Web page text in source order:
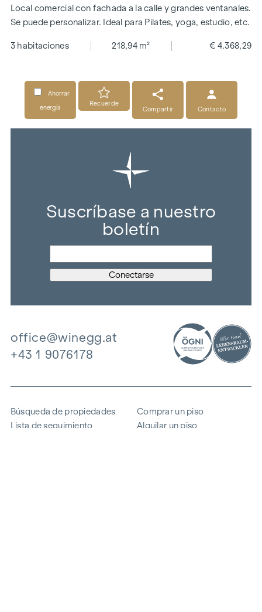
Local comercial con fachada a la calle y grandes ventanales.
Se puede personalizar. Ideal para Pilates, yoga, estudio, etc.
3 habitaciones 218,94 m² € 4.368,29
Ahorrar
energía
Recuerde
Compartir
Contacto
Suscríbase a nuestro
boletín
office@winegg.at
+43 1 9076178
Búsqueda de propiedades
Lista de seguimiento
Comprar un piso
Alquilar un piso